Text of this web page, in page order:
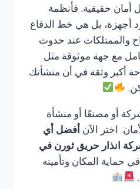
أمان حقيقية. فأنظمة
أجهزة، بل هي خط الدفاع
والممتلكات عند حدوث
مع جهة موثوقة مثل
أكبر وثقة في أن منشأتك
أو مصنعًا أو منشأة
اختر الآن أفضل أي
انذار حريق ثورن في
حماية المكان وتأمينه